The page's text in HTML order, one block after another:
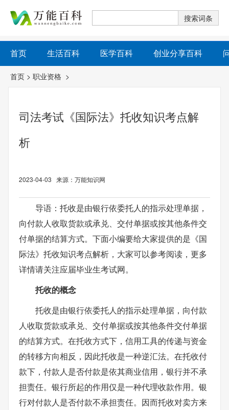
首页 生活百科 医学百科 创业分享百科
首页 > 职业资格 >
司法考试《国际法》托收知识考点解
析
2023-04-03 来源：万能知识网
导语：托收是由银行依委托人的指示处理单据，
向付款人收取货款或承兑、交付单据或按其他条件交
付单据的结算方式。下面小编要给大家提供的是《国
际法》托收知识考点解析，大家可以参考阅读，更多
详情请关注应届毕业生考试网。
托收的概念
托收是由银行依委托人的指示处理单据，向付款
人收取货款或承兑、交付单据或按其他条件交付单据
的结算方式。在托收方式下，信用工具的传递与资金
的转移方向相反，因此托收是一种逆汇法。在托收付
款下，付款人是否付款是依其商业信用，银行并不承
担责任。银行所起的作用仅是一种代理收款作用。银
行对付款人是否付款不承担责任。因而托收对卖方来